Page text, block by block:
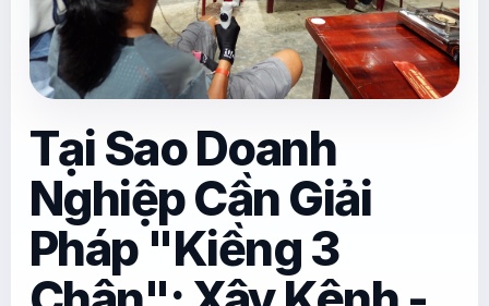
Tại Sao Doanh
Nghiệp Cần Giải
Pháp "Kiềng 3